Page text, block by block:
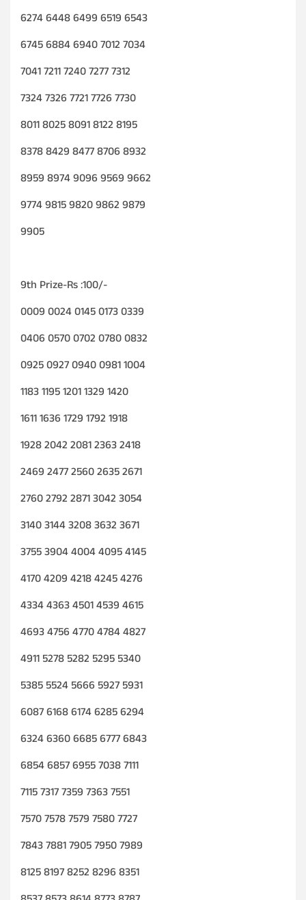
6274 6448 6499 6519 6543
6745 6884 6940 7012 7034
7041 7211 7240 7277 7312
7324 7326 7721 7726 7730
8011 8025 8091 8122 8195
8378 8429 8477 8706 8932
8959 8974 9096 9569 9662
9774 9815 9820 9862 9879
9905
9th Prize-Rs :100/-
0009 0024 0145 0173 0339
0406 0570 0702 0780 0832
0925 0927 0940 0981 1004
1183 1195 1201 1329 1420
1611 1636 1729 1792 1918
1928 2042 2081 2363 2418
2469 2477 2560 2635 2671
2760 2792 2871 3042 3054
3140 3144 3208 3632 3671
3755 3904 4004 4095 4145
4170 4209 4218 4245 4276
4334 4363 4501 4539 4615
4693 4756 4770 4784 4827
4911 5278 5282 5295 5340
5385 5524 5666 5927 5931
6087 6168 6174 6285 6294
6324 6360 6685 6777 6843
6854 6857 6955 7038 7111
7115 7317 7359 7363 7551
7570 7578 7579 7580 7727
7843 7881 7905 7950 7989
8125 8197 8252 8296 8351